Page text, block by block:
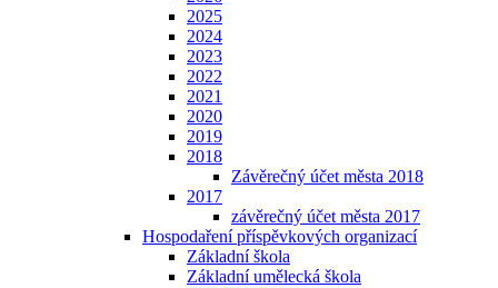
2025
2024
2023
2022
2021
2020
2019
2018
Závěrečný účet města 2018
2017
závěrečný účet města 2017
Hospodaření příspěvkových organizací
Základní škola
Základní umělecká škola